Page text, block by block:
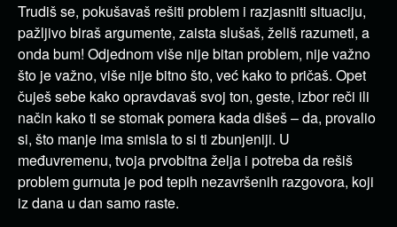
Trudiš se, pokušavaš rešiti problem i razjasniti situaciju,
pažljivo biraš argumente, zaista slušaš, želiš razumeti, a
onda bum! Odjednom više nije bitan problem, nije važno
što je važno, više nije bitno što, već kako to pričaš. Opet
čuješ sebe kako opravdavaš svoj ton, geste, izbor reči ili
način kako ti se stomak pomera kada dišeš – da, provalio
si, što manje ima smisla to si ti zbunjeniji. U
međuvremenu, tvoja prvobitna želja i potreba da rešiš
problem gurnuta je pod tepih nezavršenih razgovora, koji
iz dana u dan samo raste.